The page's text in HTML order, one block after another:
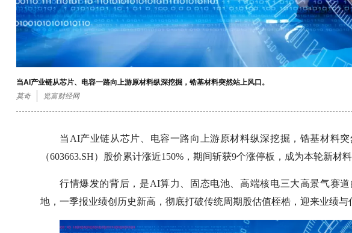
当AI产业链从芯片、电容一路向上游原材料纵深挖掘，锆基材料突然站上风口。
莫奇 览富财经网
当AI产业链从芯片、电容一路向上游原材料纵深挖掘，锆基材料
（603663.SH）股价累计涨近150%，期间斩获9个涨停板，成为本轮新材
行情爆发的背后，是AI算力、固态电池、高端核电三大高景气赛
地，一季报业绩创历史新高，彻底打破传统周期股估值桎梏，迎来业绩与